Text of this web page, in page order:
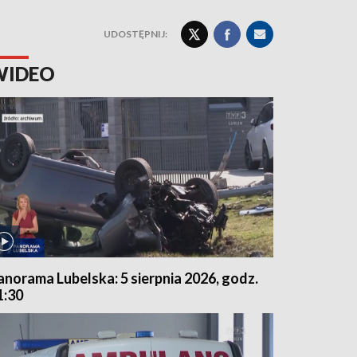
UDOSTĘPNIJ:
Lubelska: 5 sierpnia 2026, godz.